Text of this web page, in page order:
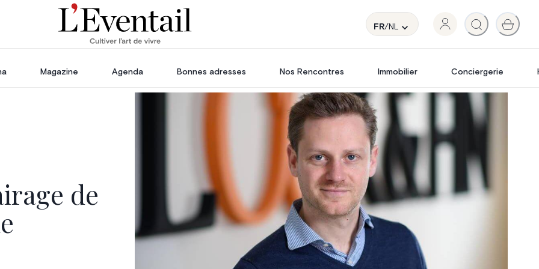
FR/NL
Magazine Agenda Bonnes adresses Nos Rencontres Immobilier Conciergerie
de